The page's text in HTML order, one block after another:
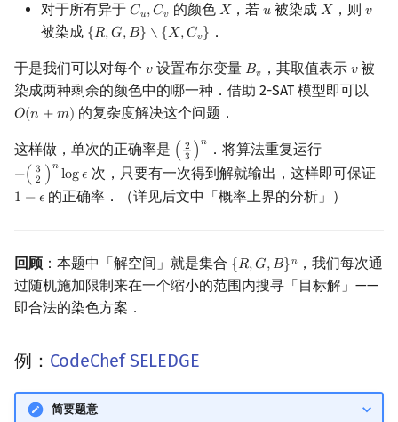
狄利克雷卷积
莫比乌斯反演
Powerful Number 筛
Min_25 筛
类欧几里德算法
Stern–Brocot 树与 Farey
拟阵
Berlekamp–Massey 算法
PQ 树
手指树
霍夫曼树
图的着色
网络流
图的匹配
Prüfer 序列
矩阵树定理
最大团搜索算法
图上随机游走
与随机性有关的证明技巧
概率上界的分析
「耦合」思想
引子：随机图的连通性
应用：NERC 2019
参考资料
对于所有异于 𝐶𝑢,𝐶𝑣
Cu,Cv 的颜色 𝑋
X ，若𝑢
u 被染成𝑋
X ，则 𝑣
v
被染成 {𝑅,𝐺,𝐵} ∖ {𝑋,𝐶𝑣}
{R,G,B} ∖{X ,C v} ．
于是我们可以对每个 𝑣
v设置布尔变量 𝐵𝑣
Bv ，其取值表示 𝑣
v被
染成两种剩余的颜色中的哪一种．借助 2-SAT 模型即可以
𝑂(𝑛 +𝑚)
O(n+ m ) 的复杂度解决这个问题．
这样做，单次的正确率是 ( 2
3 ) 𝑛
( 23 )n ．将算法重复运行
−( 3
2 )𝑛 log𝜖
−(3 2) n logϵ 次，只要有一次得到解就输出，这样即可保证
1 −𝜖
1 −ϵ 的正确率．（详见后文中「概率上界的分析」）
回顾 ：本题中「解空间」就是集合 {𝑅,𝐺,𝐵}𝑛
{R,G,B} n
，我们每次通
过随机施加限制来在一个缩小的范围内搜寻「目标解」——
即合法的染色方案．
例： CodeChef SELEDGE
简要题意